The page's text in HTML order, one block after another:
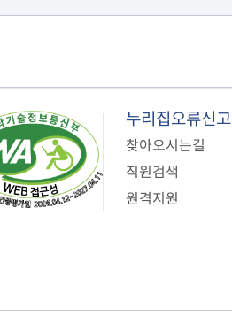
누리집오류신고
찾아오시는길
직원검색
원격지원